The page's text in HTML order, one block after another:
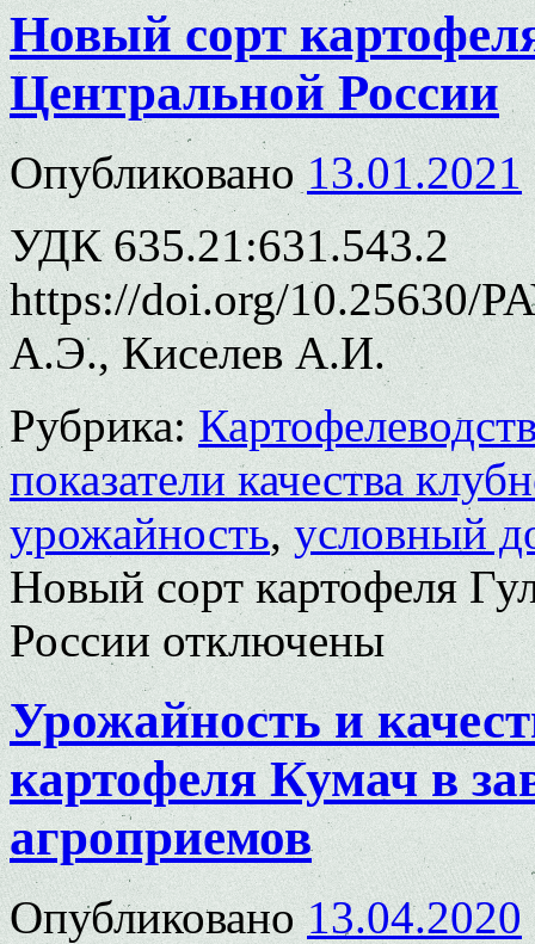
Новый сорт
Центральной России
Опубликовано 13.01.2021
УДК 635.21:631.543.2
https://doi.org/10.25630/
А.Э., Киселев А.И.
Рубрика:
показатели качества
урожайность,условный
Новый сорт картофеля
Россииотключены
Урожайность и
картофеля Кумач в
агроприемов
Опубликовано 13.04.2020